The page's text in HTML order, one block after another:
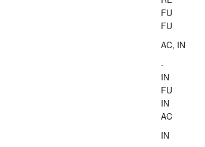
FU
FU
AC, IN
-
IN
FU
IN
AC
IN